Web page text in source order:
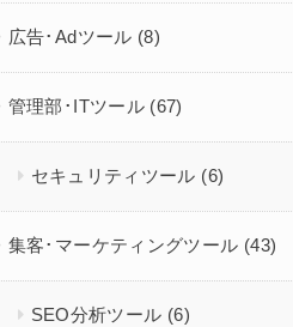
広告･Adツール (8)
管理部･ITツール (67)
セキュリティツール (6)
集客･マーケティングツール (43)
SEO分析ツール (6)